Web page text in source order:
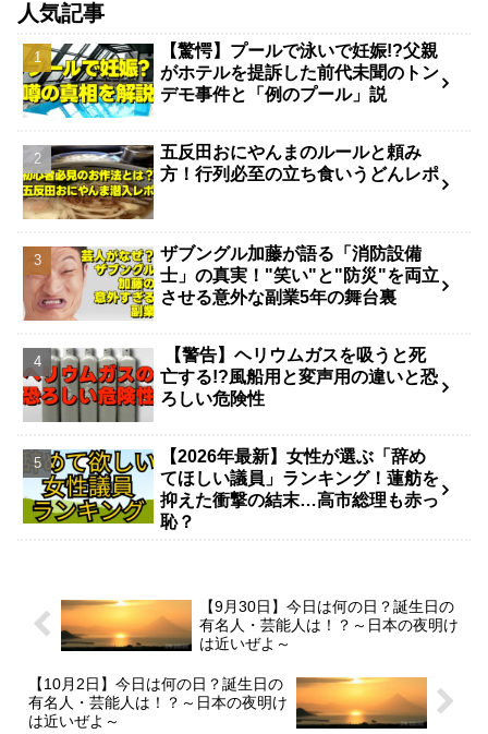
人気記事
【驚愕】プールで泳いで妊娠!?父親
がホテルを提訴した前代未聞のトン
デモ事件と「例のプール」説
五反田おにやんまのルールと頼み
方！行列必至の立ち食いうどんレポ
ザブングル加藤が語る「消防設備
士」の真実！"笑い"と"防災"を両立
させる意外な副業5年の舞台裏
【警告】ヘリウムガスを吸うと死
亡する!?風船用と変声用の違いと恐
ろしい危険性
【2026年最新】女性が選ぶ「辞め
てほしい議員」ランキング！蓮舫を
抑えた衝撃の結末…高市総理も赤っ
恥？
【9月30日】今日は何の日？誕生日の
有名人・芸能人は！？～日本の夜明け
は近いぜよ～
【10月2日】今日は何の日？誕生日の
有名人・芸能人は！？～日本の夜明け
は近いぜよ～